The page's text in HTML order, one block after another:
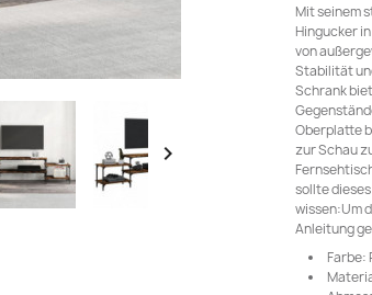

Mit seinem
Hingucker
von
Stabilität
Schrank
Oberplatte
zur Schau
sollte
wissen:Um
Anleitung
Farbe: